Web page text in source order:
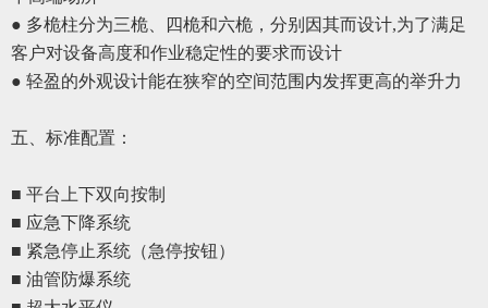
● 多桅柱分为三桅、四桅和六桅，分别因其而设计,为了满足
客户对设备高度和作业稳定性的要求而设计
● 轻盈的外观设计能在狭窄的空间范围内发挥更高的举升力
五、 标准配置 ：
■ 平台上下双向按制
■ 应急下降系统
■ 紧急停止系统 （急停按钮 ）
■ 油管防爆系统